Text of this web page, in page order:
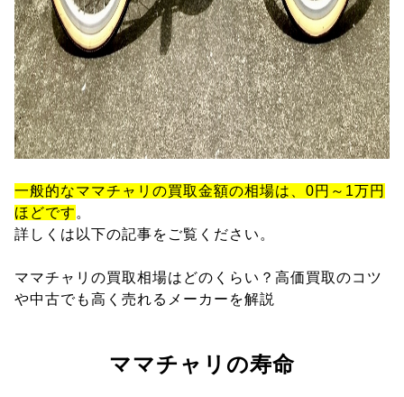
一般的なママチャリの買取金額の相場は、0円～1万円
ほどです 。
詳しくは以下の記事をご覧ください。
ママチャリの買取相場はどのくらい？高価買取のコツ
や中古でも高く売れるメーカーを解説
ママチャリの寿命